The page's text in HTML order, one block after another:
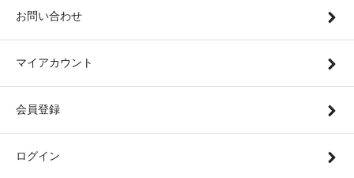
お問い合わせ
マイアカウント
会員登録
ログイン